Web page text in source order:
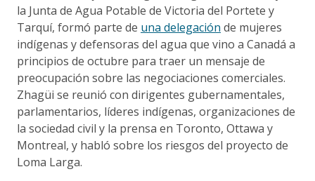
la Junta de Agua Potable de Victoria del Portete y
Tarquí, formó parte de una delegación de mujeres
indígenas y defensoras del agua que vino a Canadá a
principios de octubre para traer un mensaje de
preocupación sobre las negociaciones comerciales.
Zhagüi se reunió con dirigentes gubernamentales,
parlamentarios, líderes indígenas, organizaciones de
la sociedad civil y la prensa en Toronto, Ottawa y
Montreal, y habló sobre los riesgos del proyecto de
Loma Larga.